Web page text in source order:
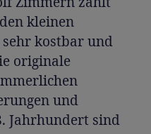
kleinen
sehr kostbar und
originale
und
Jahrhundert sind